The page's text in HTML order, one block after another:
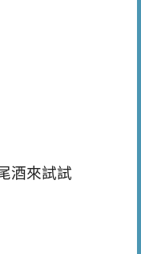
酒來試試